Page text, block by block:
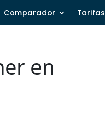
Comparador Tarifas
en